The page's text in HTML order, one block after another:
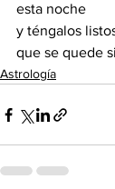
esta noche
y téngalos
que se quede
Astrología